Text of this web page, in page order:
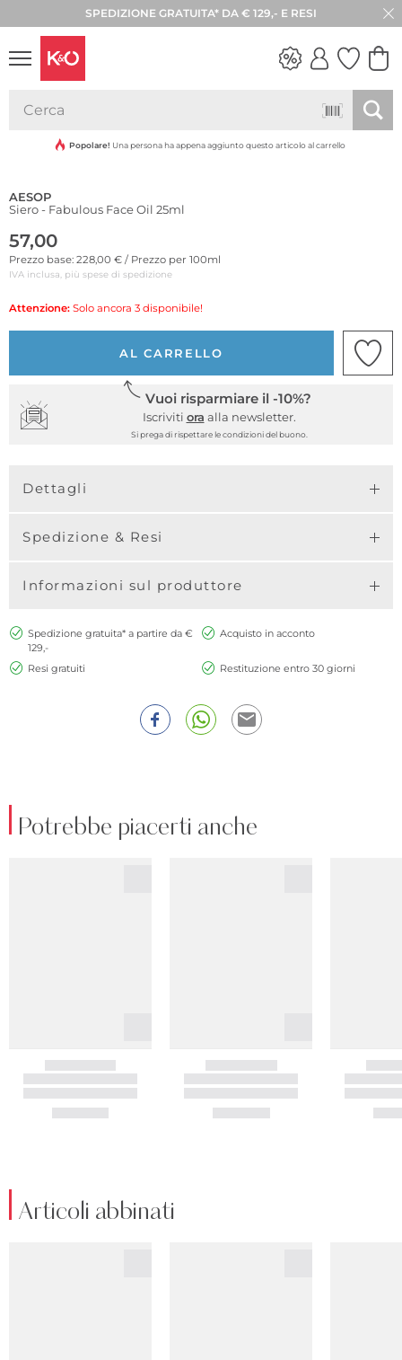
SPEDIZIONE GRATUITA* DA € 129,- E RESI
30 GIORNI DI RESO
VIBES
Popolare! Una persona ha appena aggiunto questo articolo al carrello
AESOP
Siero - Fabulous Face Oil 25ml
57,00
Prezzo base: 228,00 € / Prezzo per 100ml
IVA inclusa, più spese di spedizione
Attenzione: Solo ancora 3 disponibile!
AL CARRELLO
Vuoi risparmiare il -10%?
Iscriviti ora alla newsletter.
Si prega di rispettare le condizioni del buono.
Dettagli
Spedizione & Resi
Informazioni sul produttore
Spedizione gratuita* a partire da €
129,-
Acquisto in acconto
Resi gratuiti Restituzione entro 30 giorni
Potrebbe piacerti anche
Articoli abbinati